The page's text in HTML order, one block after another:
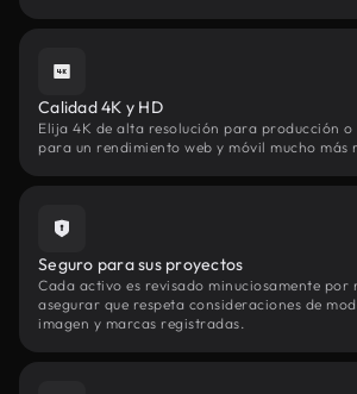
Calidad 4K y HD
Elija 4K de alta resolución para producción o
para un rendimiento web y móvil mucho más
Seguro para sus proyectos
Cada activo es revisado minuciosamente por
asegurar que respeta consideraciones de
imagen y marcas registradas.